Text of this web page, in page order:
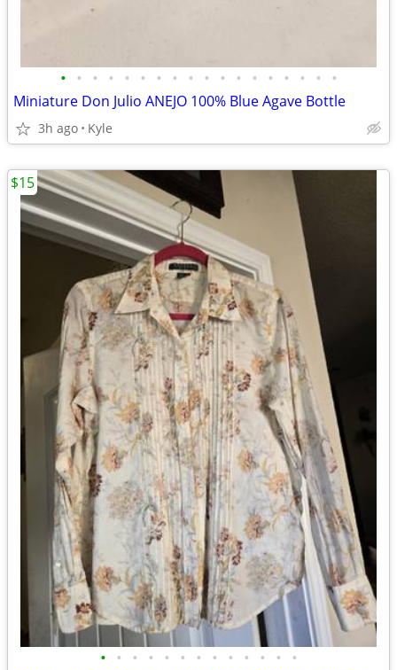
• • • • • • • • • • • • • • • • • •
Miniature Don Julio ANEJO 100% Blue Agave Bottle
3h ago Kyle
• • • • • • • • • • • • •
$15